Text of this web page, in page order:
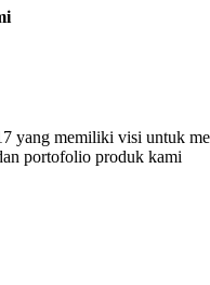
yang memiliki visi untuk
portofolio produk kami